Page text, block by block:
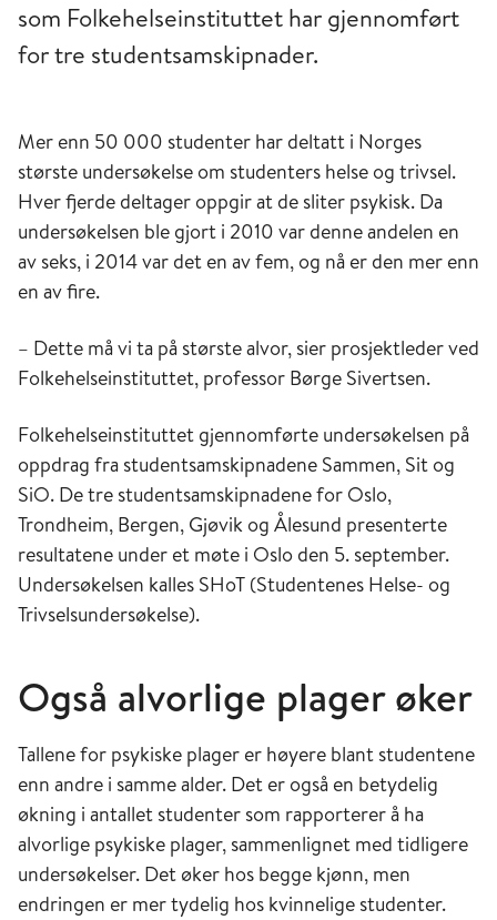
som Folkehelseinstituttet har gjennomført
for tre studentsamskipnader.
Mer enn 50 000 studenter har deltatt i Norges
største undersøkelse om studenters helse og trivsel.
Hver fjerde deltager oppgir at de sliter psykisk. Da
undersøkelsen ble gjort i 2010 var denne andelen en
av seks, i 2014 var det en av fem, og nå er den mer enn
en av fire.
– Dette må vi ta på største alvor, sier prosjektleder ved
Folkehelseinstituttet, professor Børge Sivertsen.
Folkehelseinstituttet gjennomførte undersøkelsen på
oppdrag fra studentsamskipnadene Sammen, Sit og
SiO. De tre studentsamskipnadene for Oslo,
Trondheim, Bergen, Gjøvik og Ålesund presenterte
resultatene under et møte i Oslo den 5. september.
Undersøkelsen kalles SHoT (Studentenes Helse- og
Trivselsundersøkelse).
Også alvorlige plager øker
Tallene for psykiske plager er høyere blant studentene
enn andre i samme alder. Det er også en betydelig
økning i antallet studenter som rapporterer å ha
alvorlige psykiske plager, sammenlignet med tidligere
undersøkelser. Det øker hos begge kjønn, men
endringen er mer tydelig hos kvinnelige studenter.